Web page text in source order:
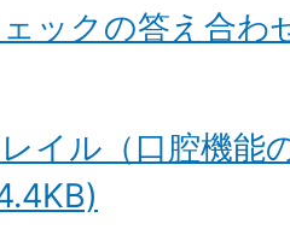
ックの答え合わ
イル（口腔機能